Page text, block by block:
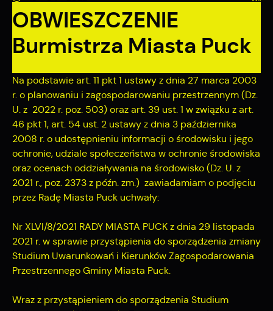
OBWIESZCZENIE
Burmistrza Miasta Puck
Na podstawie art. 11 pkt 1 ustawy z dnia 27 marca 2003
r. o planowaniu i zagospodarowaniu przestrzennym (Dz.
U. z 2022 r. poz. 503) oraz art. 39 ust. 1 w związku z art.
46 pkt 1, art. 54 ust. 2 ustawy z dnia 3 października
2008 r. o udostępnieniu informacji o środowisku i jego
ochronie, udziale społeczeństwa w ochronie środowiska
oraz ocenach oddziaływania na środowisko (Dz. U. z
2021 r., poz. 2373 z późn. zm.) zawiadamiam o podjęciu
przez Radę Miasta Puck uchwały:
Nr XLVI/8/2021 RADY MIASTA PUCK z dnia 29 listopada
2021 r. w sprawie przystąpienia do sporządzenia zmiany
Studium Uwarunkowań i Kierunków Zagospodarowania
Przestrzennego Gminy Miasta Puck.
Wraz z przystąpieniem do sporządzenia Studium
zapamiętanie wprowadzonych przez Ciebie ustawień oraz
personalizację określonych funkcjonalności czy
prezentowanych treści.
Dzięki tym plikom cookies możemy zapewnić Ci większy
dopasowanie jej do Twoich indywidualnych preferencji.
Wyrażenie zgody na funkcjonalne i personalizacyjne pliki
cookies gwarantuje dostępność większej ilości funkcji na
stronie.
Analityczne
Analityczne pliki cookies pomagają nam rozwijać się i
dostosowywać do Twoich potrzeb.
Cookies analityczne pozwalają na uzyskanie informacji w
zakresie wykorzystywania witryny internetowej, miejsca oraz
częstotliwości, z jaką odwiedzane są nasze serwisy www.
Dane pozwalają nam na ocenę naszych serwisów
internetowych pod względem ich popularności wśród
formie zanonimizowanej. Wyrażenie zgody na analityczne pliki
cookies gwarantuje dostępność wszystkich funkcjonalności.
Więcej
Reklamowe
najciekawsze informacje i aktualności na stronach naszych
partnerów.
Promocyjne pliki cookies służą do prezentowania Ci naszych
komunikatów na podstawie analizy Twoich upodobań oraz
Twoich zwyczajów dotyczących przeglądanej witryny
stronach podmiotów trzecich lub firm będących naszymi
Więcej